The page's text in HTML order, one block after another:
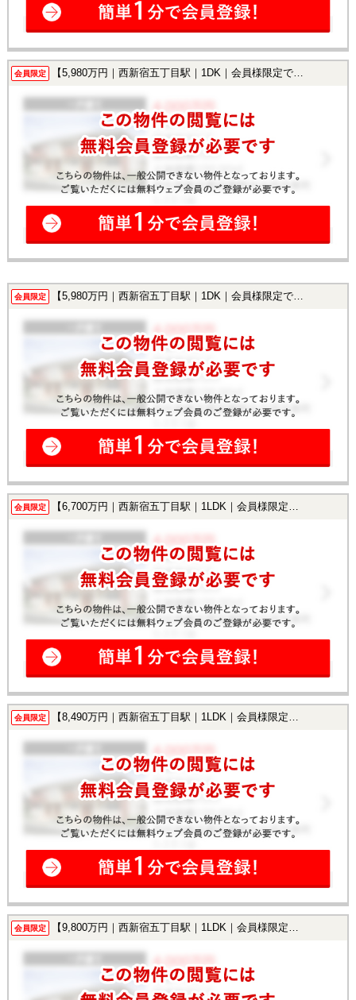
会員限定 【5,980万円｜西新宿五丁目駅｜1DK｜会員様限定で公開中！】
会員限定 【5,980万円｜西新宿五丁目駅｜1DK｜会員様限定で公開中！】
会員限定 【6,700万円｜西新宿五丁目駅｜1LDK｜会員様限定で公開中！】
会員限定 【8,490万円｜西新宿五丁目駅｜1LDK｜会員様限定で公開中！】
会員限定 【9,800万円｜西新宿五丁目駅｜1LDK｜会員様限定で公開中！】